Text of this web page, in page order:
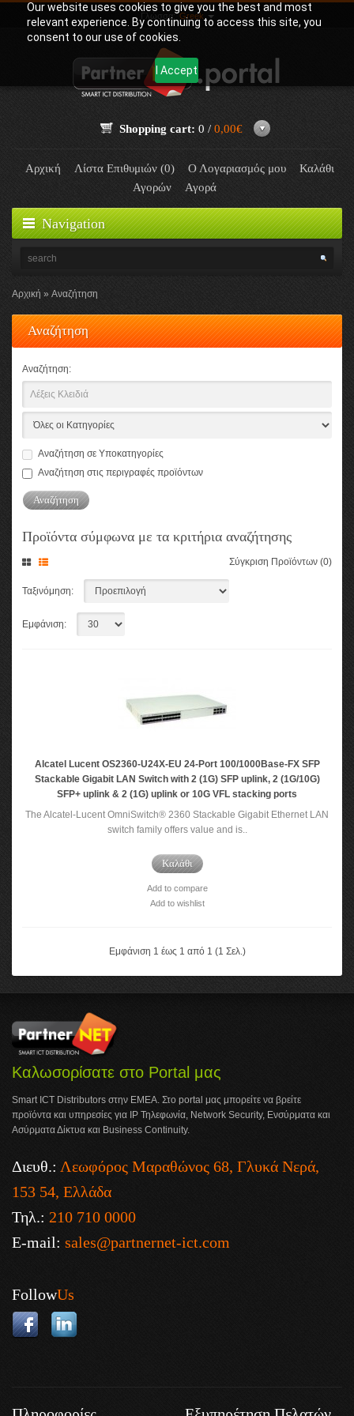
Our website uses cookies to give you the best and most
relevant experience. By continuing to access this site, you
consent to our use of cookies.
I Accept
Γλώσσα:Greek
Shopping cart: 0 / 0,00€
Αρχική Λίστα Επιθυμιών (0) Ο Λογαριασμός μου
Καλάθι
Αγορών
Αγορά
Navigation
Αρχική Αναζήτηση
Αναζήτηση
Αναζήτηση:
Αναζήτηση σε Υποκατηγορίες
Αναζήτηση στις περιγραφές προϊόντων
Προϊόντα σύμφωνα με τα κριτήρια αναζήτησης
Σύγκριση Προϊόντων (0)
Ταξινόμηση:
Εμφάνιση:
Alcatel Lucent OS2360-U24X-EU 24-Port 100/1000Base-FX SFP
Stackable Gigabit LAN Switch with 2 (1G) SFP uplink, 2 (1G/10G)
SFP+ uplink & 2 (1G) uplink or 10G VFL stacking ports
The Alcatel-Lucent OmniSwitch® 2360 Stackable Gigabit Ethernet LAN
switch family offers value and is..
Καλάθι
Add to compare
Add to wishlist
Εμφάνιση 1 έως 1 από 1 (1 Σελ.)
Καλωσορίσατε στο Portal μας
Smart ICT Distributors στην ΕΜΕΑ. Στο portal μας μπορείτε να βρείτε
προϊόντα και υπηρεσίες για IP Τηλεφωνία, Network Security, Ενσύρματα και
Ασύρματα Δίκτυα και Business Continuity.
Διευθ.: Λεωφόρος Μαραθώνος 68, Γλυκά Νερά,
153 54, Ελλάδα
Τηλ.: 210 710 0000
E-mail: sales@partnernet-ict.com
FollowUs